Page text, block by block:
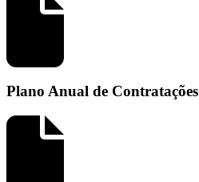
Plano Anual de Contratações